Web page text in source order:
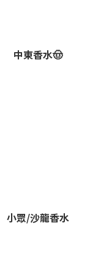
中東香水🤠
小眾/沙龍香水